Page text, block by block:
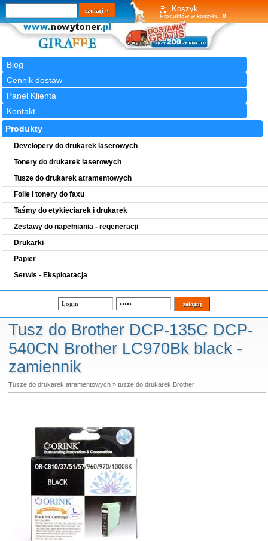
Koszyk
Produktów w koszyku: 0
Blog
Cennik dostaw
Panel Klienta
Kontakt
Wyszukiwarka
szukaj
Produkty
Developery do drukarek laserowych
Tonery do drukarek laserowych
Tusze do drukarek atramentowych
Folie i tonery do faxu
Taśmy do etykieciarek i drukarek
Zestawy do napełniania - regeneracji
Drukarki
Papier
Serwis - Eksploatacja
Tusz do Brother DCP-135C DCP-
540CN Brother LC970Bk black -
zamiennik
Tusze do drukarek atramentowych» tusze do drukarek Brother